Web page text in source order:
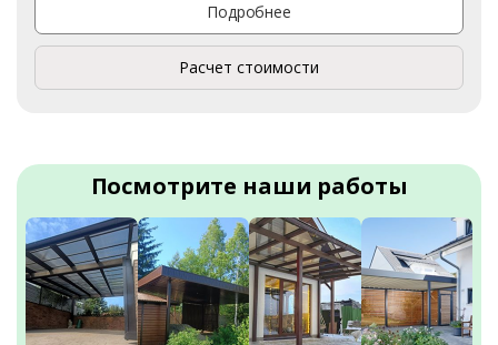
Посмотрите наши работы
Подробнее
Расчет стоимости